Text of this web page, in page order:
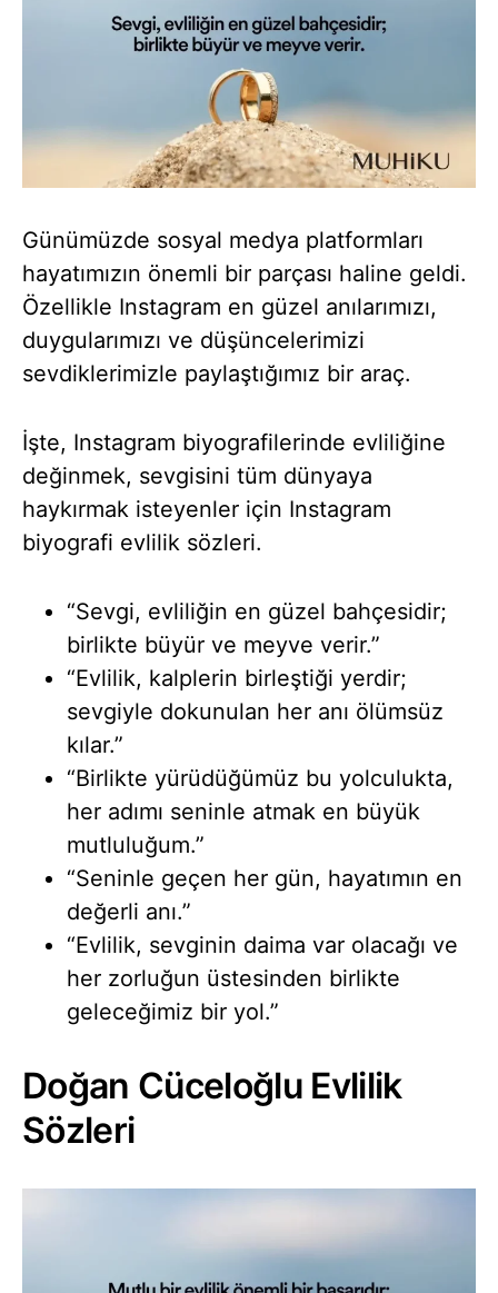
Günümüzde sosyal medya platformları
hayatımızın önemli bir parçası haline geldi.
Özellikle Instagram en güzel anılarımızı,
duygularımızı ve düşüncelerimizi
sevdiklerimizle paylaştığımız bir araç.
İşte, Instagram biyografilerinde evliliğine
değinmek, sevgisini tüm dünyaya
haykırmak isteyenler için Instagram
biyografi evlilik sözleri.
“Sevgi, evliliğin en güzel bahçesidir;
birlikte büyür ve meyve verir.”
“Evlilik, kalplerin birleştiği yerdir;
sevgiyle dokunulan her anı ölümsüz
kılar.”
“Birlikte yürüdüğümüz bu yolculukta,
her adımı seninle atmak en büyük
mutluluğum.”
“Seninle geçen her gün, hayatımın en
değerli anı.”
“Evlilik, sevginin daima var olacağı ve
her zorluğun üstesinden birlikte
geleceğimiz bir yol.”
Doğan Cüceloğlu Evlilik
Sözleri